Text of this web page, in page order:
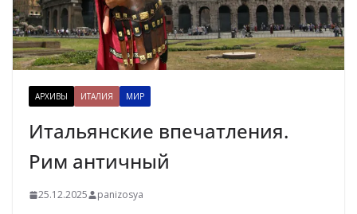
АРХИВЫ ИТАЛИЯ МИР
Итальянские впечатления.
Рим античный
25.12.2025 panizosya